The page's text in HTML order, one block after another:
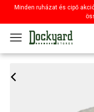
Minden ruházat és cipő